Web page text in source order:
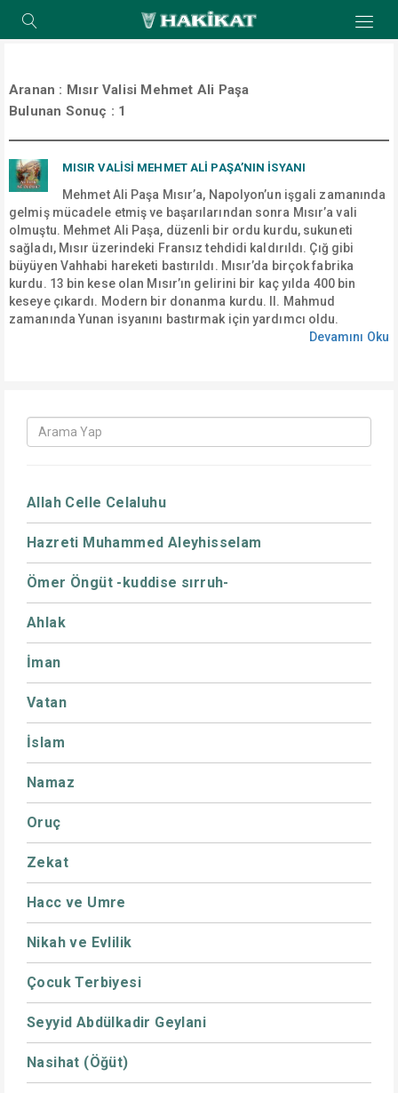
Aranan : Mısır Valisi Mehmet Ali Paşa
Bulunan Sonuç : 1
MISIR VALISI MEHMET ALI PAŞA’NIN İSYANI
Mehmet Ali Paşa Mısır’a, Napolyon’un işgali zamanında
gelmiş mücadele etmiş ve başarılarından sonra Mısır’a vali
olmuştu. Mehmet Ali Paşa, düzenli bir ordu kurdu, sukuneti
sağladı, Mısır üzerindeki Fransız tehdidi kaldırıldı. Çığ gibi
büyüyen Vahhabi hareketi bastırıldı. Mısır’da birçok fabrika
kurdu. 13 bin kese olan Mısır’ın gelirini bir kaç yılda 400 bin
keseye çıkardı. Modern bir donanma kurdu. II. Mahmud
zamanında Yunan isyanını bastırmak için yardımcı oldu.
Devamını Oku
Allah Celle Celaluhu
Hazreti Muhammed Aleyhisselam
Ömer Öngüt -kuddise sırruh-
Ahlak
İman
Vatan
İslam
Namaz
Oruç
Zekat
Hacc ve Umre
Nikah ve Evlilik
Çocuk Terbiyesi
Seyyid Abdülkadir Geylani
Nasihat (Öğüt)